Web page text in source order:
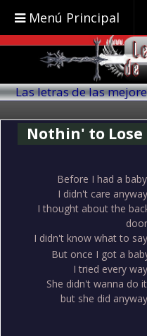
Menú Principal
Las letras de las
Nothin' to Lose
Before I had a
I didn't care
I thought about the
I didn't know what to
But once I got a
I tried every
She didn't wanna do
but she did